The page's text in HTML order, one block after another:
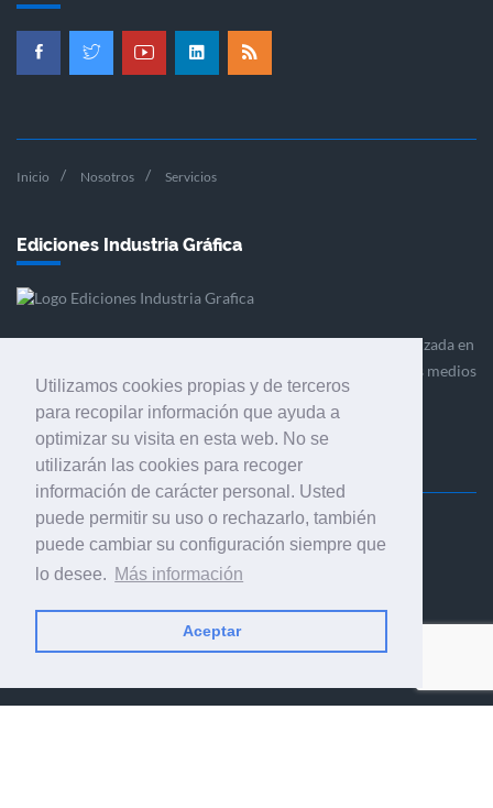
Utilizamos cookies propias y de terceros
para recopilar información que ayuda a
optimizar su visita en esta web. No se
utilizarán las cookies para recoger
información de carácter personal. Usted
puede permitir su uso o rechazarlo, también
puede cambiar su configuración siempre que
lo desee. Más información
Aceptar
Inicio Nosotros Servicios
Ediciones Industria Gráfica
Ediciones Industria Gráfica es una empresa editora especializada en
el mercado de la comunicación gráfica que engloba diversos medios
profesionales especializados en el mercado gráfico, la
comunicación visual y el envasado.
Ediciones Industria Gráfica, S.C.P.
Calle Fluvià 257, bajos, 08020 Barcelona (España)